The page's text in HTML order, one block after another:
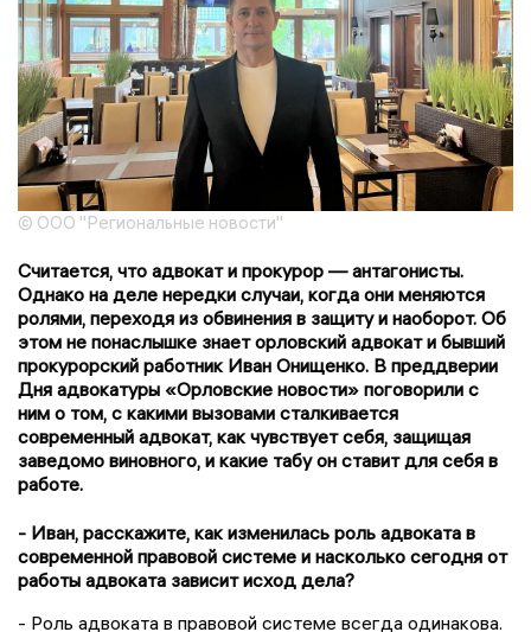
© ООО "Региональные новости"
Считается, что адвокат и прокурор — антагонисты.
Однако на деле нередки случаи, когда они меняются
ролями, переходя из обвинения в защиту и наоборот. Об
этом не понаслышке знает орловский адвокат и бывший
прокурорский работник Иван Онищенко. В преддверии
Дня адвокатуры «Орловские новости» поговорили с
ним о том, с какими вызовами сталкивается
современный адвокат, как чувствует себя, защищая
заведомо виновного, и какие табу он ставит для себя в
работе.
- Иван, расскажите, как изменилась роль адвоката в
современной правовой системе и насколько сегодня от
работы адвоката зависит исход дела?
- Роль адвоката в правовой системе всегда одинакова.